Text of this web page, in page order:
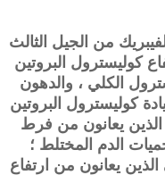
من الجيل الثالث
كوليسترول البروتين
الكلي ، والدهون
كوليسترول البروتين
الذين يعانون من فرط
الدم المختلط ؛
يعانون من ارتفاع